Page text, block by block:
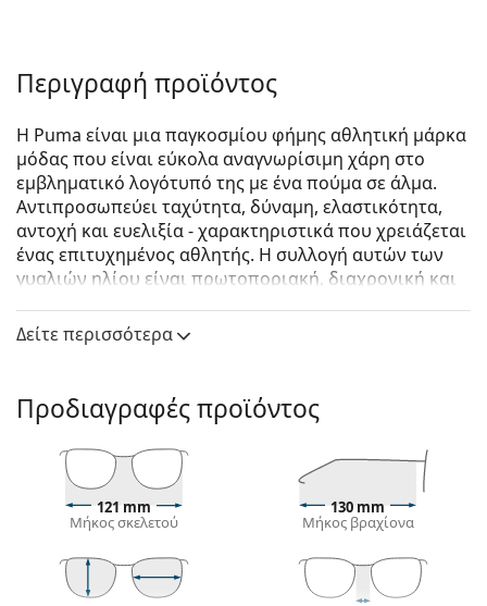
Περιγραφή προϊόντος
Η Puma είναι μια παγκοσμίου φήμης αθλητική μάρκα
μόδας που είναι εύκολα αναγνωρίσιμη χάρη στο
εμβληματικό λογότυπό της με ένα πούμα σε άλμα.
Αντιπροσωπεύει ταχύτητα, δύναμη, ελαστικότητα,
αντοχή και ευελιξία - χαρακτηριστικά που χρειάζεται
ένας επιτυχημένος αθλητής. Η συλλογή αυτών των
γυαλιών ηλίου είναι πρωτοποριακή, διαχρονική και
Puma PJ0027S 010 52
με τη λειτουργία του Εικονικού καθρέφτη του
Lentiamo.
Σκελετός γυαλιών ηλίου
Το ασημί χρώμα του σκελετού ταιριάζει απόλυτα
με το δροσερό ανοιχτό χρώμα του δέρματος και με
Ταπιλοτικά σχέδια γυαλιών ηλίουείναι η ιδανική
επιλογή για όσους έχουν τετράγωνο, οβάλ ή
Δείτε περισσότερα
Προδιαγραφές προϊόντος
121 mm
Μήκος σκελετού
130 mm
Μήκος βραχίονα